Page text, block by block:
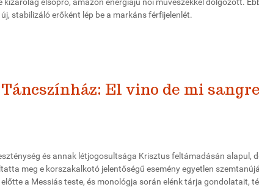
stabilizáló erőként lép be a markáns férfijelenlét.
El vino de mi
és annak létjogosultsága Krisztus feltámadásán alapul,
meg e korszakalkotó jelentőségű esemény egyetlen
előtte a Messiás teste, és monológja során elénk tárja gondolatait,